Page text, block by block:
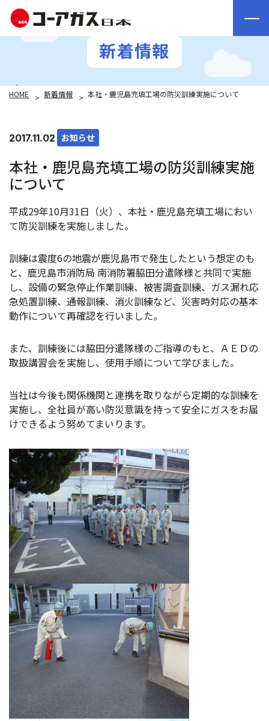
新着情報
HOME 新着情報 本社・鹿児島充填工場の防災訓練実施について
2017.11.02 お知らせ
本社・鹿児島充填工場の防災訓練実施
について
平成29年10月31日（火）、本社・鹿児島充填工場におい
て防災訓練を実施しました。
訓練は震度6の地震が鹿児島市で発生したという想定のも
と、鹿児島市消防局 南消防署脇田分遣隊様と共同で実施
し、設備の緊急停止作業訓練、被害調査訓練、ガス漏れ応
急処置訓練、通報訓練、消火訓練など、災害時対応の基本
動作について再確認を行いました。
また、訓練後には脇田分遣隊様のご指導のもと、ＡＥＤの
取扱講習会を実施し、使用手順について学びました。
当社は今後も関係機関と連携を取りながら定期的な訓練を
実施し、全社員が高い防災意識を持って安全にガスをお届
けできるよう努めてまいります。